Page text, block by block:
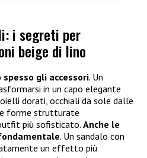
i segreti per
beige di lino
gli accessori. Un
in un capo elegante
dorati, occhiali da sole dalle
forme strutturate
più sofisticato. Anche le
. Un sandalo con
un effetto più